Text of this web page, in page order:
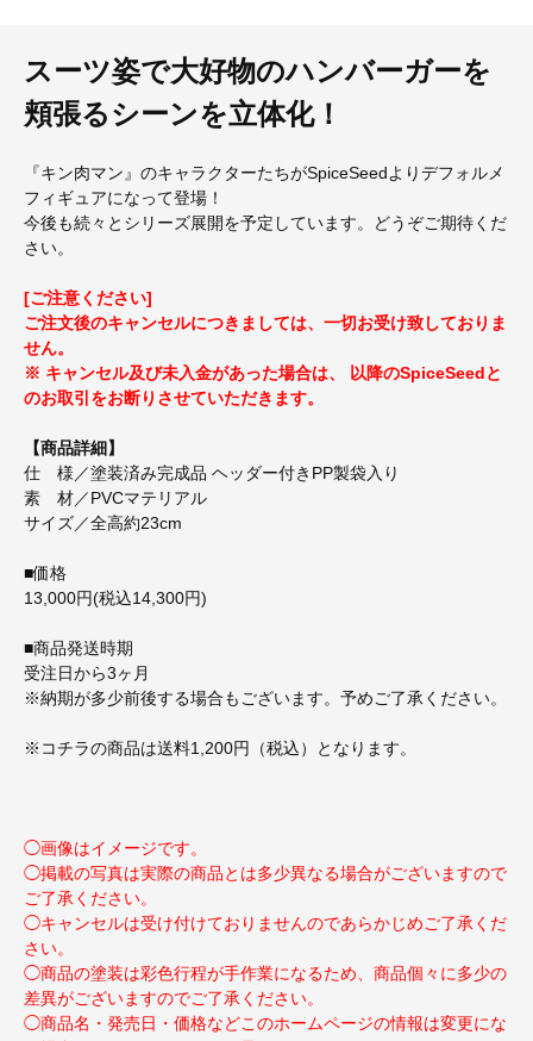
スーツ姿で大好物のハンバーガーを
頬張るシーンを立体化！
『キン肉マン』のキャラクターたちがSpiceSeedよりデフォルメ
フィギュアになって登場！
今後も続々とシリーズ展開を予定しています。どうぞご期待くだ
さい。
[ご注意ください]
ご注文後のキャンセルにつきましては、一切お受け致しておりま
せん。
※ キャンセル及び未入金があった場合は、 以降のSpiceSeedと
のお取引をお断りさせていただきます。
【商品詳細】
仕 様／塗装済み完成品 ヘッダー付きPP製袋入り
素 材／PVCマテリアル
サイズ／全高約23cm
■価格
13,000円(税込14,300円)
■商品発送時期
受注日から3ヶ月
※納期が多少前後する場合もございます。予めご了承ください。
※コチラの商品は送料1,200円（税込）となります。
◯画像はイメージです。
◯掲載の写真は実際の商品とは多少異なる場合がございますので
ご了承ください。
◯キャンセルは受け付けておりませんのであらかじめご了承くだ
さい。
◯商品の塗装は彩色行程が手作業になるため、商品個々に多少の
差異がございますのでご了承ください。
◯商品名・発売日・価格などこのホームページの情報は変更にな